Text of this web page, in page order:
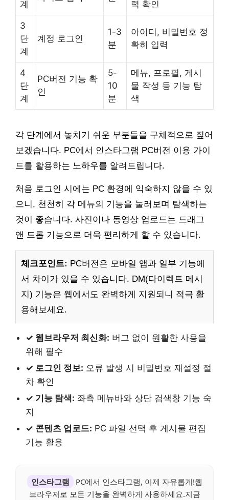
계 력 확인
3
단
계
계정 로그인
1-3
분
아이디, 비밀번호 정
확히 입력
4
단
계
PC버전 기능 확
인
5-
10
분
메뉴, 프로필, 게시
물 작성 등 기능 탐
색
각 단계에서 놓치기 쉬운 부분들을 구체적으로 짚어
보겠습니다. PC에서 인스타그램 PC버전 이용 가이
드를 활용하는 노하우를 알려드립니다.
처음 로그인 시에는 PC 환경에 익숙하지 않을 수 있
으니, 천천히 각 메뉴의 기능을 눌러보며 탐색하는
것이 좋습니다. 사진이나 동영상 업로드는 드래그
앤 드롭 기능으로 더욱 편리하게 할 수 있습니다.
체크포인트: PC버전은 모바일 앱과 일부 기능에
서 차이가 있을 수 있습니다. DM(다이렉트 메시
지) 기능은 웹에서도 완벽하게 지원되니 적극 활
용해보세요.
✓ 웹브라우저 최신화: 버그 없이 원활한 사용을
위해 필수
✓ 로그인 정보: 오류 발생 시 비밀번호 재설정 절
차 확인
✓ 기능 탐색: 좌측 메뉴바와 상단 검색창 기능 숙
지
✓ 콘텐츠 업로드: PC 파일 선택 후 게시물 편집
기능 활용
인스타그램
PC에서 인스타그램, 이제 자유롭게!웹
브라우저로 모든 기능을 완벽하게 사용하세요.지금